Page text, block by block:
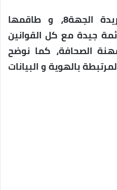
لابد من الإشارة، أن جريدة الجهة8، و طاقمها
جيدة مع كل القوانين
الصحافة، كما نوضح
بالهوية و البيانات